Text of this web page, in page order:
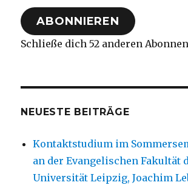
Adresse
ABONNIEREN
Schließe dich 52 anderen
NEUESTE BEITRÄGE
Kontaktstudium im
an der Evangelischen Fakultät
Universität Leipzig, Joachim